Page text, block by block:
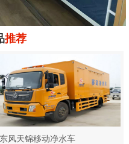
推荐
东风天锦移动净水车